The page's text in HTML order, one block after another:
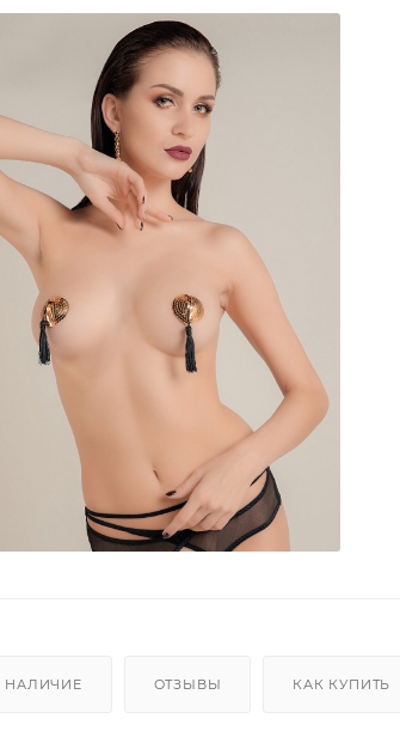
НАЛИЧИЕ ОТЗЫВЫ КАК КУПИТЬ